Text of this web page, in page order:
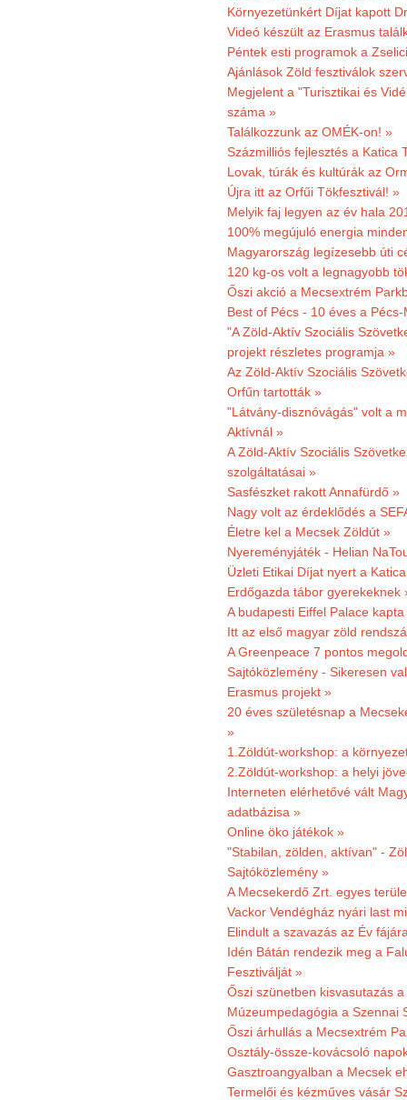
Környezetünkért Díjat kapott
Videó készült az Erasmus
Péntek esti programok a
Ajánlások Zöld fesztiválok
Megjelent a "Turisztikai és
száma »
Találkozzunk az OMÉK-on! »
Százmilliós fejlesztés a Katica
Lovak, túrák és kultúrák az
Újra itt az Orfűi Tökfesztivál! »
Melyik faj legyen az év hala
100% megújuló energia
Magyarország legízesebb úti
120 kg-os volt a legnagyobb
Őszi akció a Mecsextrém
Best of Pécs - 10 éves a
"A Zöld-Aktív Szociális
projekt részletes programja »
Az Zöld-Aktív Szociális
Orfűn tartották »
"Látvány-disznóvágás" volt a
Aktívnál »
A Zöld-Aktív Szociális
szolgáltatásai »
Sasfészket rakott Annafürdő »
Nagy volt az érdeklődés a
Életre kel a Mecsek Zöldút »
Nyereményjáték - Helian
Üzleti Etikai Díjat nyert a
Erdőgazda tábor gyerekeknek
A budapesti Eiffel Palace
Itt az első magyar zöld
A Greenpeace 7 pontos
Sajtóközlemény - Sikeresen
Erasmus projekt »
20 éves születésnap a
»
1.Zöldút-workshop: a
2.Zöldút-workshop: a helyi
Interneten elérhetővé vált
adatbázisa »
Online öko játékok »
"Stabilan, zölden, aktívan" -
Sajtóközlemény »
A Mecsekerdő Zrt. egyes
Vackor Vendégház nyári last
Elindult a szavazás az Év
Idén Bátán rendezik meg a
Fesztiválját »
Őszi szünetben kisvasutazás
Múzeumpedagógia a Szennai
Őszi árhullás a Mecsextrém
Osztály-össze-kovácsoló
Gasztroangyalban a Mecsek
Termelői és kézműves vásár